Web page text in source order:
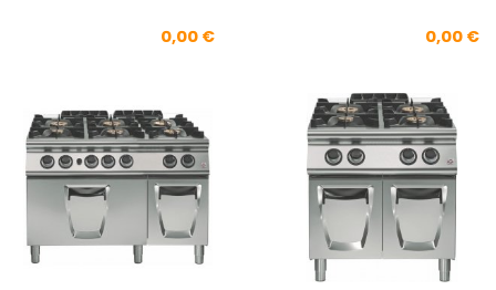
Precio
0,00 € 0,00 €